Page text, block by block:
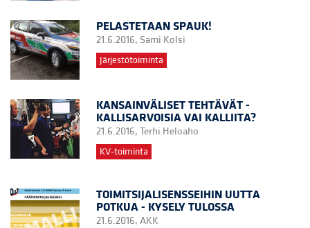
PELASTETAAN SPAUK!
21.6.2016, Sami Kolsi
Järjestötoiminta
KANSAINVÄLISET TEHTÄVÄT -
KALLISARVOISIA VAI KALLIITA?
21.6.2016, Terhi Heloaho
KV-toiminta
TOIMITSIJALISENSSEIHIN UUTTA
POTKUA - KYSELY TULOSSA
21.6.2016, AKK